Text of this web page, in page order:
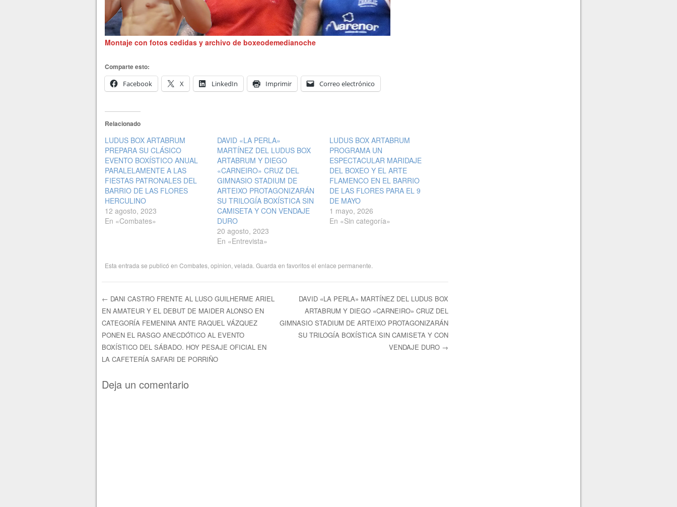
Montaje con fotos cedidas y archivo de boxeodemedianoche
Comparte esto:
Facebook
X LinkedIn Imprimir Correo electrónico
Relacionado
LUDUS BOX ARTABRUM
PREPARA SU CLÁSICO
EVENTO BOXÍSTICO ANUAL
PARALELAMENTE A LAS
FIESTAS PATRONALES DEL
BARRIO DE LAS FLORES
HERCULINO
12 agosto, 2023
En «Combates»
DAVID «LA PERLA»
MARTÍNEZ DEL LUDUS BOX
ARTABRUM Y DIEGO
«CARNEIRO» CRUZ DEL
GIMNASIO STADIUM DE
ARTEIXO PROTAGONIZARÁN
SU TRILOGÍA BOXÍSTICA SIN
CAMISETA Y CON VENDAJE
DURO
20 agosto, 2023
En «Entrevista»
LUDUS BOX ARTABRUM
PROGRAMA UN
ESPECTACULAR MARIDAJE
DEL BOXEO Y EL ARTE
FLAMENCO EN EL BARRIO
DE LAS FLORES PARA EL 9
DE MAYO
1 mayo, 2026
En «Sin categoría»
Esta entrada se publicó en Combates, opinion velada . Guarda en favoritos el enlace permanente
Navegación de entradas
← DANI CASTRO FRENTE AL LUSO GUILHERME ARIEL
EN AMATEUR Y EL DEBUT DE MAIDER ALONSO EN
CATEGORÍA FEMENINA ANTE RAQUEL VÁZQUEZ
PONEN EL RASGO ANECDÓTICO AL EVENTO
BOXÍSTICO DEL SÁBADO. HOY PESAJE OFICIAL EN
LA CAFETERÍA SAFARI DE PORRIÑO
DAVID «LA PERLA» MARTÍNEZ DEL LUDUS BOX
ARTABRUM Y DIEGO «CARNEIRO» CRUZ DEL
GIMNASIO STADIUM DE ARTEIXO PROTAGONIZARÁN
SU TRILOGÍA BOXÍSTICA SIN CAMISETA Y CON
VENDAJE DURO →
Deja un comentario